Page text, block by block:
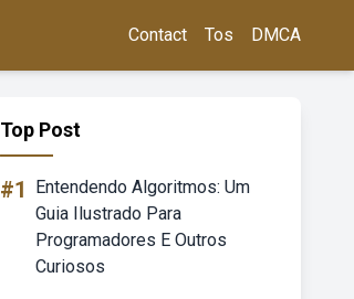
Contact Tos DMCA
Top Post
#1
Entendendo Algoritmos: Um
Guia Ilustrado Para
Programadores E Outros
Curiosos